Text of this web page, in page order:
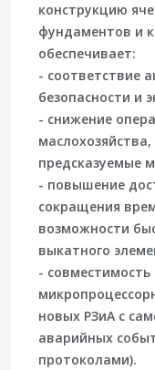
конструкцию
фундаментов и
обеспечивает:
- соответствие
безопасности и
- снижение
предсказуемые
- повышение
сокращения
возможности
выкатного
-
новых РЗиА с
аварийных
протоколами).